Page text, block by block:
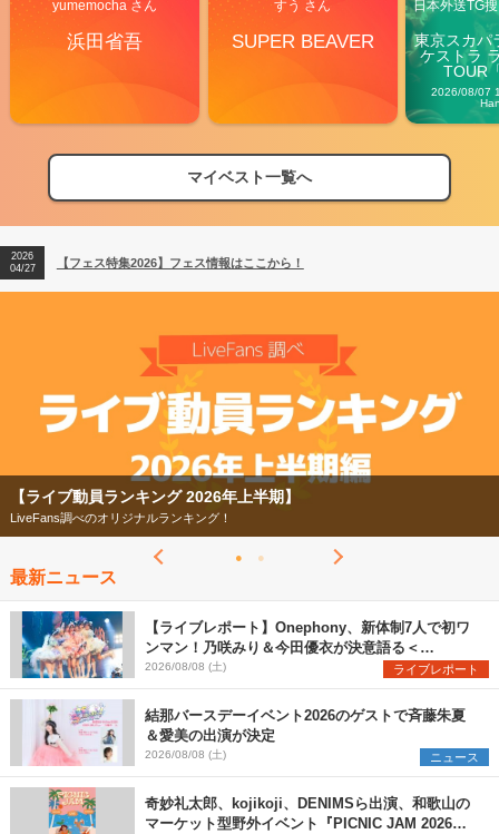
yumemocha さん
浜田省吾
すう さん
SUPER BEAVER
日本外送TG
東京スカパ
ケストラ
TOUR
2026/08/07
マイベスト一覧へ
【フェス特集2026】フェス情報はここから！
【ライブ動員ランキング】2026年上半期編発表！
2026
04/27
【フェス特集2026】フェス情報はここから！
2026
【ライブ動員ランキング 2026年上半期】
LiveFans調べのオリジナルランキング！
最新ニュース
【ライブレポート】Onephony、新体制7人で初ワ
ンマン！乃咲みり＆今田優衣が決意語る＜
Onephony新体制1st Oneman Live はじまりの夏
＞
2026/08/08 (土) ライブレポート
結那バースデーイベント2026のゲストで斉藤朱夏
＆愛美の出演が決定
2026/08/08 (土) ニュース
奇妙礼太郎、kojikoji、DENIMSら出演、和歌山の
マーケット型野外イベント『PICNIC JAM 2026』